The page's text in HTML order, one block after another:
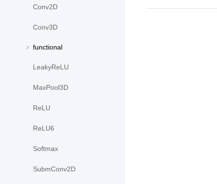
Conv2D
Conv3D
functional
LeakyReLU
MaxPool3D
ReLU
ReLU6
Softmax
SubmConv2D